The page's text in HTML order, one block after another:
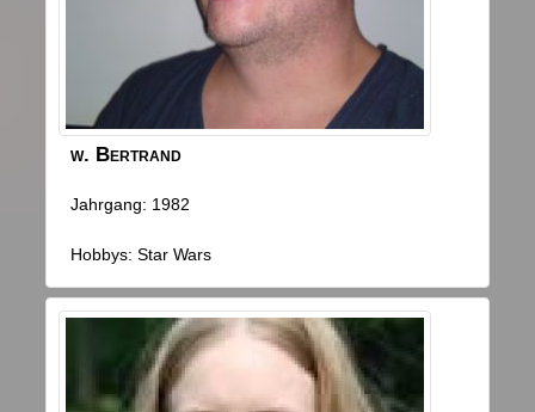
w. Bertrand
Jahrgang: 1982
Hobbys: Star Wars